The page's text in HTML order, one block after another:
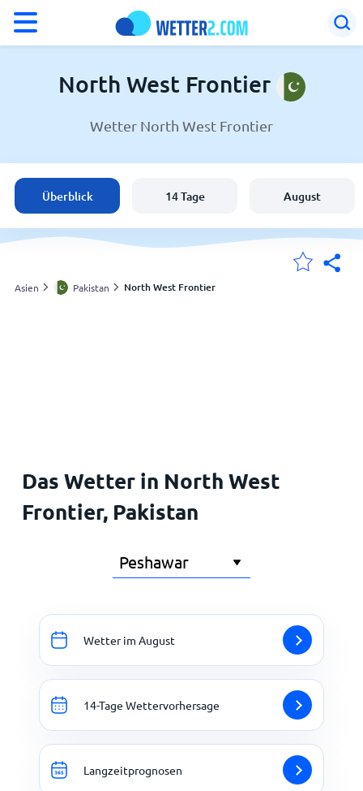
°C
Wetter in North West Frontier
Pakistan
Schweiz
Deutschland
North West Frontier
Wetter North West Frontier
Überblick 14 Tage August
Asien Pakistan North West Frontier
Das Wetter in North West
Frontier, Pakistan
Wetter im August
14-Tage Wettervorhersage
Langzeitprognosen